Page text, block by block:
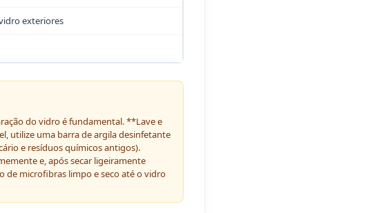
exteriores
do vidro é fundamental. **Lave e
utilize uma barra de argila desinfetante
e resíduos químicos antigos).
e, após secar ligeiramente
de microfibras limpo e seco até o vidro